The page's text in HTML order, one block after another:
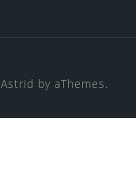
Astrid by aThemes.